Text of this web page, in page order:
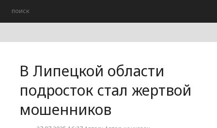
Городские события
В Липецкой области
подросток стал жертвой
мошенников